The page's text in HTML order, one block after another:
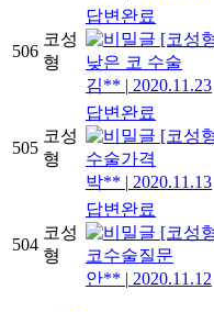
506
코성
형
답변완료
[코성
낮은 코 수술
김** | 2020.11.23
505
코성
형
답변완료
[코성
수술가격
박** | 2020.11.13
504
코성
형
답변완료
[코성
코수술질문
안** | 2020.11.12